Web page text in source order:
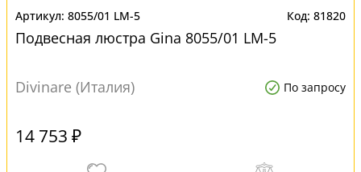
8055/01 LM-5 81820
Подвесная люстра Gina 8055/01 LM-5
Divinare (Италия) По запросу
14 753 ₽